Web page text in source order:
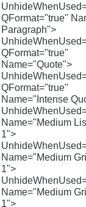
QFormat="true"
Paragraph">
QFormat="true"
Name="Quote">
QFormat="true"
Name="Intense
Name="Medium
1">
Name="Medium
1">
Name="Medium
1">